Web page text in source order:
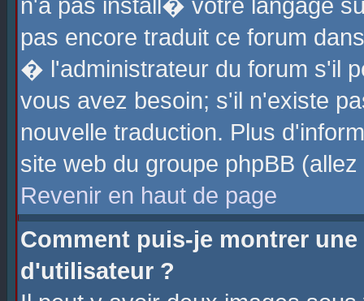
n'a pas install� votre langage
pas encore traduit ce forum
� l'administrateur du forum s'il
vous avez besoin; s'il n'existe
nouvelle traduction. Plus
site web du groupe phpBB
Revenir en haut de page
Comment puis-je montrer
d'utilisateur ?